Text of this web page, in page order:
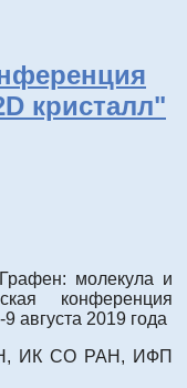
кристалл"
молекула и
конференция
августа 2019 года
ИК СО РАН, ИФП